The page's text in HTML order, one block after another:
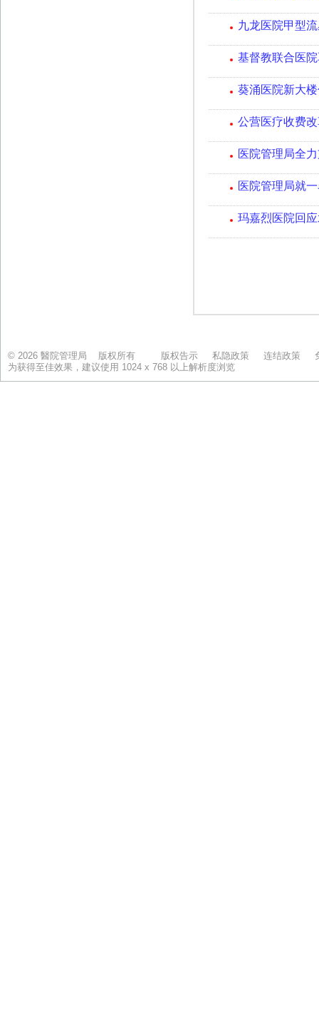
© 2026 醫院管理局 版权所有 版权告示 私隐政策 连结政策
为获得至佳效果，建议使用 1024 x 768 以上解析度浏览